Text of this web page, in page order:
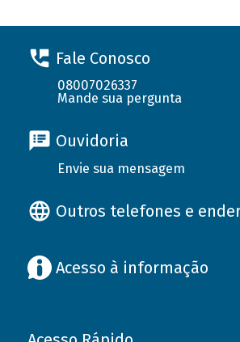
Fale Conosco
08007026337
Mande sua pergunta
Ouvidoria
Envie sua mensagem
Outros telefones e
Acesso à informação